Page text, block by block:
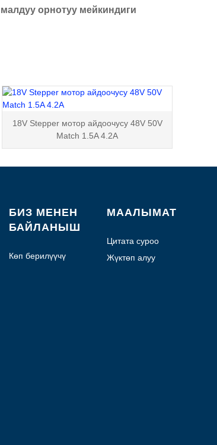
орнотуу мейкиндиги
18V Stepper мотор айдоочусу 48V 50V
Match 1.5A 4.2A
БИЗ МЕНЕН
БАЙЛАНЫШ
Көп берилүүчү
МААЛЫМАТ
Цитата суроо
Жүктөп алуу